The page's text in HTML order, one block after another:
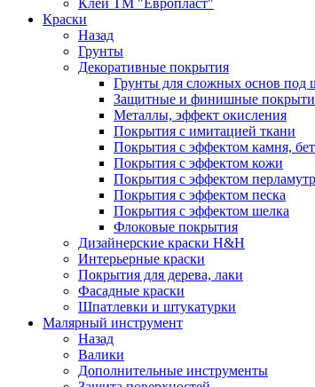
Клей ТМ "Европласт"
Краски
Назад
Грунты
Декоративные покрытия
Грунты для сложных основ под
Защитные и финишные
Металлы, эффект окисления
Покрытия с имитацией ткани
Покрытия с эффектом камня,
Покрытия с эффектом кожи
Покрытия с эффектом
Покрытия с эффектом песка
Покрытия с эффектом шелка
Флоковые покрытия
Дизайнерские краски H&H
Интерьерные краски
Покрытия для дерева, лаки
Фасадные краски
Шпатлевки и штукатурки
Малярный инструмент
Назад
Валики
Дополнительные инструменты